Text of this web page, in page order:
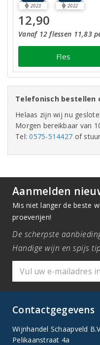
2023 2022
12,90
Vanaf 12 flessen 11,83
Fles
Telefonisch bestellen
Helaas zijn wij nu
Morgen bereikbaar van
Tel:0575-514427 of
Aanmelden
Mis niet langer de beste
proeverijen!
De scherpste
Handige wijn en spijs
Contactgegevens
Wijnhandel Schaapveld
Pelikaanstraat 4a